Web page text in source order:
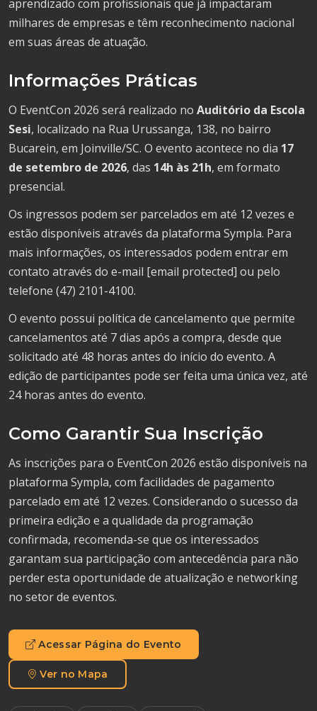
aprendizado com profissionais que já impactaram
milhares de empresas e têm reconhecimento nacional
em suas áreas de atuação.
Informações Práticas
O EventCon 2026 será realizado no Auditório da Escola
Sesi, localizado na Rua Urussanga, 138, no bairro
Bucarein, em Joinville/SC. O evento acontece no dia 17
de setembro de 2026, das 14h às 21h, em formato
presencial.
Os ingressos podem ser parcelados em até 12 vezes e
estão disponíveis através da plataforma Sympla. Para
mais informações, os interessados podem entrar em
contato através do e-mail [email protected] ou pelo
telefone (47) 2101-4100.
O evento possui política de cancelamento que permite
cancelamentos até 7 dias após a compra, desde que
solicitado até 48 horas antes do início do evento. A
edição de participantes pode ser feita uma única vez, até
24 horas antes do evento.
Como Garantir Sua Inscrição
As inscrições para o EventCon 2026 estão disponíveis na
plataforma Sympla, com facilidades de pagamento
parcelado em até 12 vezes. Considerando o sucesso da
primeira edição e a qualidade da programação
confirmada, recomenda-se que os interessados
garantam sua participação com antecedência para não
perder esta oportunidade de atualização e networking
no setor de eventos.
Acessar Página do Evento
Ver no Mapa